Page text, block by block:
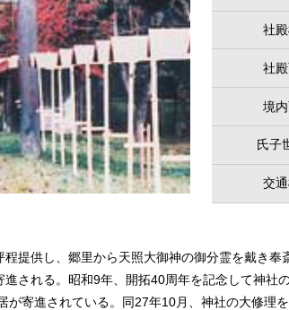
社
社
境
氏子
交
提供し、郷里から天照大御神の御分霊を戴き
される。昭和9年、開拓40周年を記念して神
寄進されている。同27年10月、神社の大修理